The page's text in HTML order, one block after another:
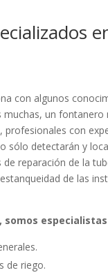
con algunos
un
profesionales con
sólo detectarán y
reparación de la
de las
somos
de riego.